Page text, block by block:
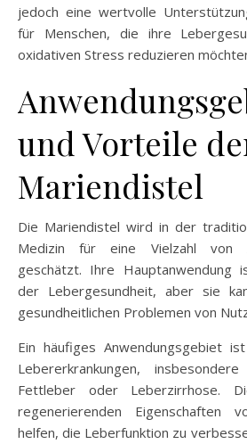
jedoch eine wertvolle
für Menschen, die ihre
oxidativen Stress reduzieren
und Vorteile
Mariendistel
Die Mariendistel wird in der
Medizin für eine Vielzahl von
geschätzt. Ihre Hauptanwendung
der Lebergesundheit, aber sie
gesundheitlichen Problemen von
Ein häufiges Anwendungsgebiet
Lebererkrankungen,
Fettleber oder Leberzirrhose.
regenerierenden Eigenschaften
helfen, die Leberfunktion zu